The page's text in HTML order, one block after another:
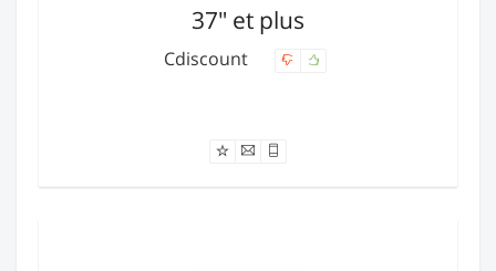
37" et plus
Cdiscount